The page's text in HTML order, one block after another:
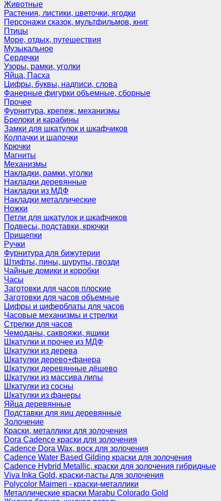
Животные
Растения, листики, цветочки, ягодки
Персонажи сказок, мультфильмов, книг
Птицы
Море, отдых, путешествия
Музыкальное
Сердечки
Узоры, рамки, уголки
Яйца, Пасха
Цифры, буквы, надписи, слова
Фанерные фигурки объемные, сборные
Прочее
Фурнитура, крепеж, механизмы
Брелоки и карабины
Замки для шкатулок и шкафчиков
Колпачки и шапочки
Крючки
Магниты
Механизмы
Накладки, рамки, уголки
Накладки деревянные
Накладки из МДФ
Накладки металлические
Ножки
Петли для шкатулок и шкафчиков
Подвесы, подставки, крючки
Прищепки
Ручки
Фурнитура для бижутерии
Штифты, пины, шурупы, гвозди
Чайные домики и коробки
Часы
Заготовки для часов плоские
Заготовки для часов объемные
Цифры и циферблаты для часов
Часовые механизмы и стрелки
Стрелки для часов
Чемоданы, саквояжи, ящики
Шкатулки и прочее из МДФ
Шкатулки из дерева
Шкатулки дерево+фанера
Шкатулки деревянные дёшево
Шкатулки из массива липы
Шкатулки из сосны
Шкатулки из фанеры
Яйца деревянные
Подставки для яиц деревянные
Золочение
Краски, металлики для золочения
Dora Cadence краски для золочения
Cadence Dora Wax, воск для золочения
Cadence Water Based Gilding краски для золочения
Cadence Hybrid Metallic, краски для золочения гибридные
Viva Inka Gold, краски-пасты для золочения
Polycolor Maimeri - краски-металлики
Металлические краски Marabu Colorado Gold